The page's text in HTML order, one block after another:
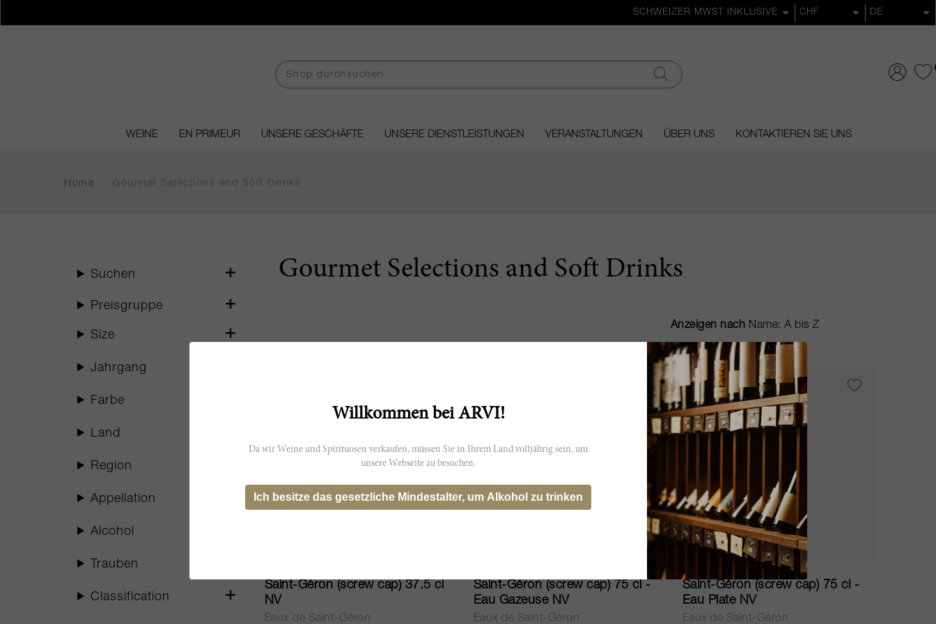
WEINE EN PRIMEUR UNSERE GESCHÄFTE UNSERE DIENSTLEISTUNGEN VERANSTALTUNGEN ÜBER UNS KONTAKTIEREN SIE UNS
Home Gourmet Selections and Soft Drinks
Gourmet Selections and Soft Drinks
Anzeigen nach
Saint-Géron (screw cap) 37.5 cl
NV
Eaux de Saint-Géron
Saint-Géron (screw cap) 75 cl -
Eau Gazeuse NV
Eaux de Saint-Géron
75cl
Saint-Géron (screw cap) 75 cl -
Eau Plate NV
Eaux de Saint-Géron
Suchen
Preisgruppe
Size
Jahrgang
Farbe
Land
Region
Appellation
Alcohol
Trauben
Classification
Willkommen bei ARVI!
Da wir Weine und Spirituosen verkaufen, müssen Sie in Ihrem Land volljährig sein, um
unsere Webseite zu besuchen.
Ich besitze das gesetzliche Mindestalter, um Alkohol zu trinken